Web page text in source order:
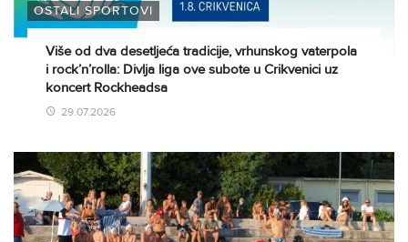
OSTALI SPORTOVI
Više od dva desetljeća tradicije, vrhunskog vaterpola
i rock’n’rolla: Divlja liga ove subote u Crikvenici uz
koncert Rockheadsa
29.07.2026